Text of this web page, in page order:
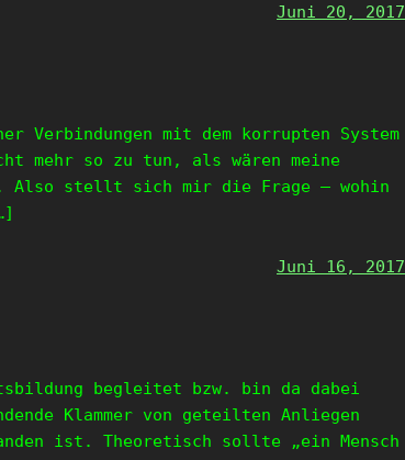
Juni 20, 2017
Verbindungen mit dem korrupten System
mehr so zu tun, als wären meine
Also stellt sich mir die Frage – wohin
Juni 16, 2017
begleitet bzw. bin da dabei
Klammer von geteilten Anliegen
ist. Theoretisch sollte „ein Mensch